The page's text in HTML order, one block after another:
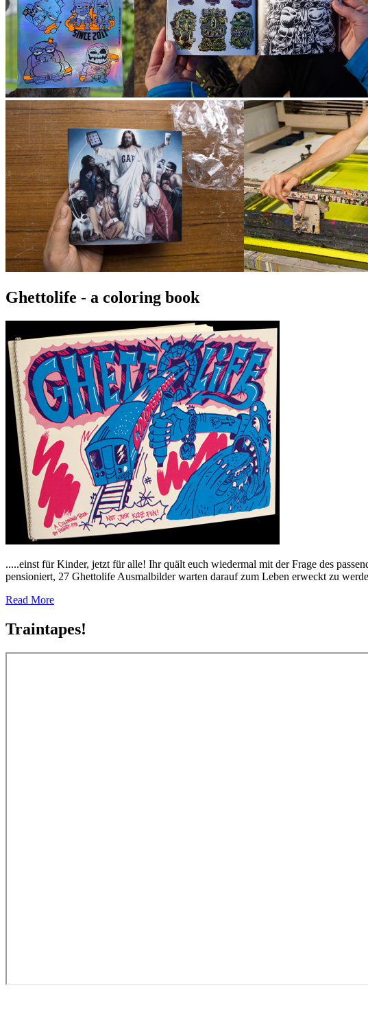
Ghettolife - a coloring book
.....einst für Kinder, jetzt für alle! Ihr quält euch wiedermal mit der Frage des
pensioniert, 27 Ghettolife Ausmalbilder warten darauf zum Leben erweckt zu
Read More
Traintapes!